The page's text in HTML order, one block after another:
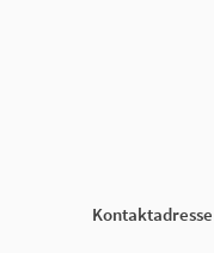
Kontaktadresse